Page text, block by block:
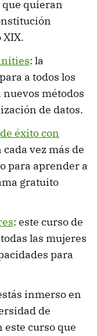
que quieran
XIX.
: la
a todos los
métodos
de datos.
éxito con
vez más de
para aprender a
gratuito
: este curso de
las mujeres
para
inmerso en
de
curso que